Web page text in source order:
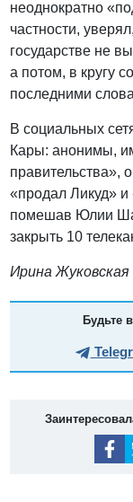
неоднократно
частности,
государстве не
а потом, в кругу
последними
В социальных
Кары: анонимы,
правительства»,
«продал Ликуд»
помешав Юлии
закрыть 10
Ирина Жуковская
Будьте